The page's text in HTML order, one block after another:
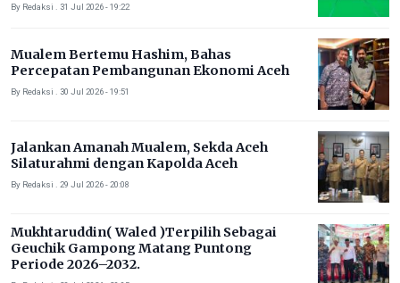
By Redaksi . 31 Jul 2026 - 19:22
Mualem Bertemu Hashim, Bahas
Percepatan Pembangunan Ekonomi Aceh
By Redaksi . 30 Jul 2026 - 19:51
Jalankan Amanah Mualem, Sekda Aceh
Silaturahmi dengan Kapolda Aceh
By Redaksi . 29 Jul 2026 - 20:08
Mukhtaruddin( Waled )Terpilih Sebagai
Geuchik Gampong Matang Puntong
Periode 2026–2032.